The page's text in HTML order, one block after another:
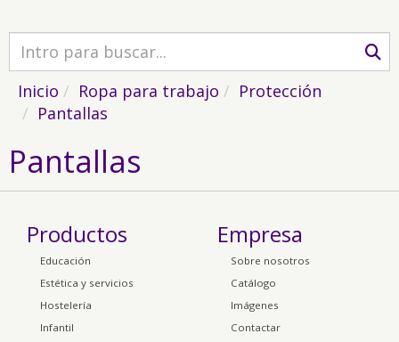
Inicio Ropa para trabajo
Protección
Pantallas
Pantallas
Productos
Educación
Estética y servicios
Hostelería
Infantil
Empresa
Sobre nosotros
Catálogo
Imágenes
Contactar